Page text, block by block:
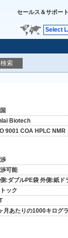
セールス＆サポート
Select
検索
Biotech
9001 COA HPLC NMR
可能
:ダブルPE袋 外側:紙ド
ック
月あたりの1000キログ